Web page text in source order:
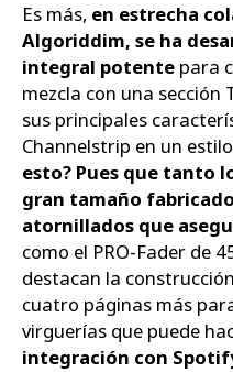
Es más, en estrecha
Algoriddim, se ha
integral potente para
mezcla con una sección
sus principales
Channelstrip en un
esto? Pues que tanto
gran tamaño
atornillados que
como el PRO-Fader de
destacan la
cuatro páginas más
virguerías que puede
integración con